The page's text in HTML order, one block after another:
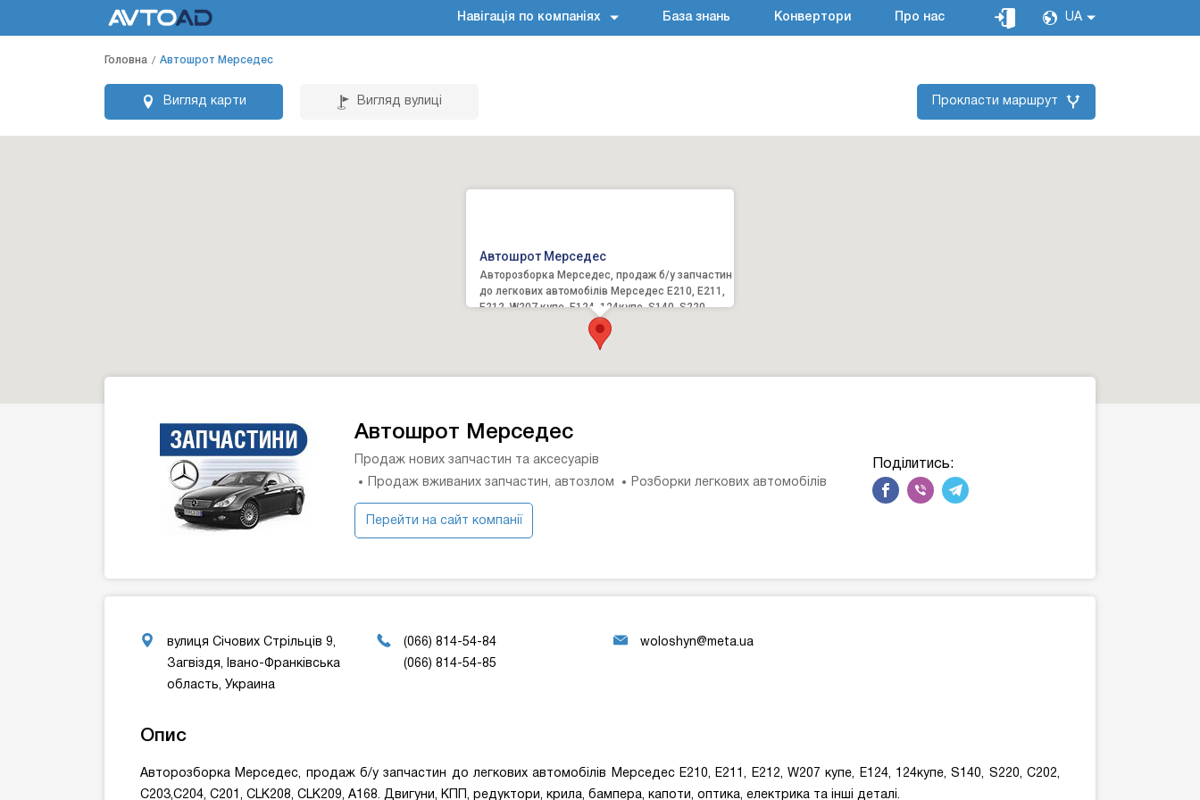
Навігація по компаніях База знань Конвертори Про нас UA
Головна Автошрот Мерседес
Вигляд карти Вигляд вулиці Прокласти маршрут
Автошрот Мерседес
Авторозборка Мерседес, продаж б/у запчастин
до легкових автомобілів Мерседес E210, E211,
Е212, W207 купе, E124, 124купе, S140, S220,
Автошрот Мерседес
Продаж нових запчастин та аксесуарів
Продаж вживаних запчастин, автозлом
Розборки легкових автомобілів
Перейти на сайт компанії
Поділитись:
вулиця Січових Стрільців 9,
Загвіздя, Івано-Франківська
область, Украина
(066) 814-54-84
(066) 814-54-85
woloshyn@meta.ua
Опис
Авторозборка Мерседес, продаж б/у запчастин до легкових автомобілів Мерседес E210, E211, Е212, W207 купе, E124, 124купе, S140, S220, C202,
C203,C204, C201, CLK208, CLK209, A168. Двигуни, КПП, редуктори, крила, бампера, капоти, оптика, електрика та інші деталі.